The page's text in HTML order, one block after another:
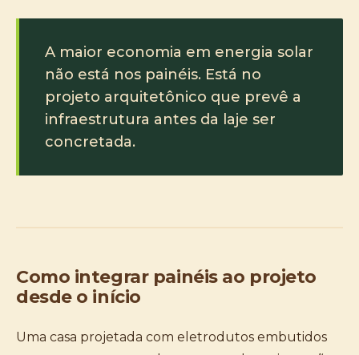
A maior economia em energia solar
não está nos painéis. Está no
projeto arquitetônico que prevê a
infraestrutura antes da laje ser
concretada.
Como integrar painéis ao projeto
desde o início
Uma casa projetada com eletrodutos embutidos